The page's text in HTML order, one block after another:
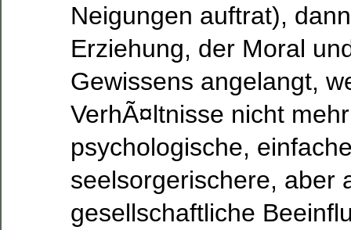
Neigungen auftrat),
Erziehung, der Moral
Gewissens angelangt,
VerhÃ¤ltnisse nicht
psychologische,
seelsorgerischere, aber
gesellschaftliche